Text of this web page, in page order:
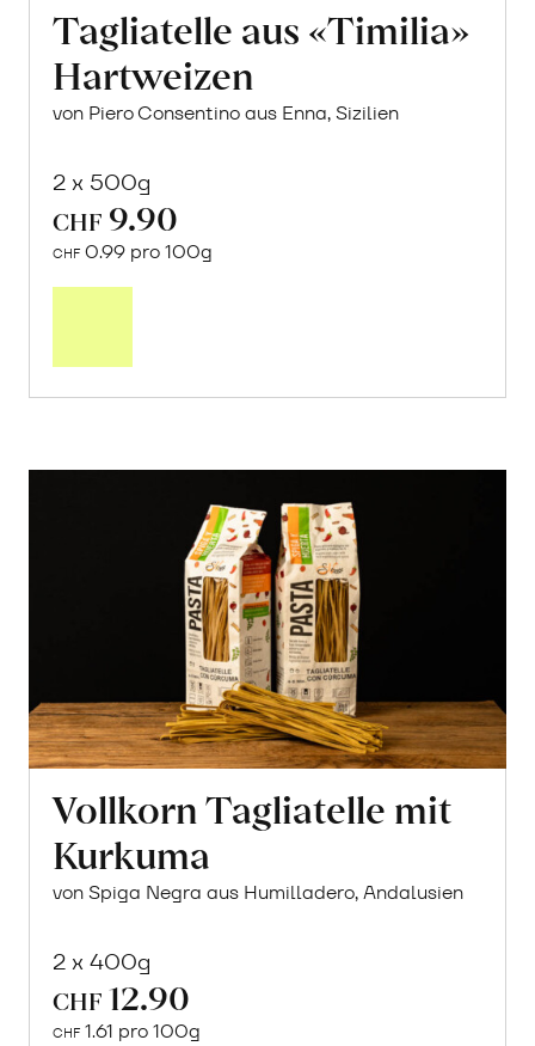
Tagliatelle aus «Timilia»
Hartweizen
von Piero Consentino aus Enna, Sizilien
2 x 500g
CHF 9.90
CHF 0.99 pro 100g
Vollkorn Tagliatelle mit
Kurkuma
von Spiga Negra aus Humilladero, Andalusien
2 x 400g
CHF 12.90
CHF 1.61 pro 100g